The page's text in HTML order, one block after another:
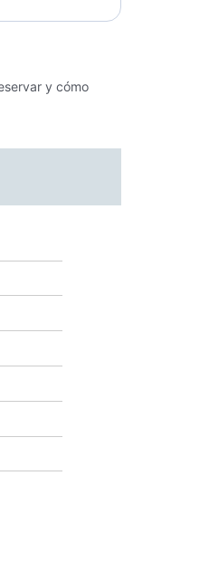
y cómo